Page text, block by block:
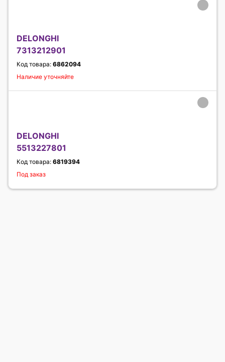
DELONGHI
7313212901
Код товара: 6862094
Наличие уточняйте
DELONGHI
5513227801
Код товара: 6819394
Под заказ